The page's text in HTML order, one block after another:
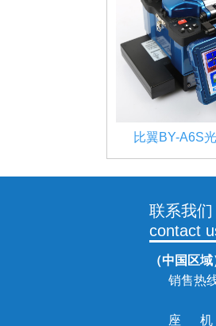
比翼BY-A6S
联系我们
contact
（中国区域
销售热线
座 机：